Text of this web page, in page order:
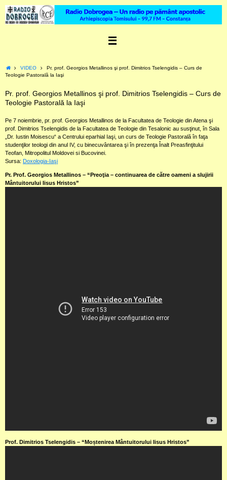
content
HomeVIDEO
Pr. prof. Georgios Metallinos şi prof. Dimitrios Tselengidis – Curs de
Teologie Pastorală la Iaşi
Pr. prof. Georgios Metallinos şi prof. Dimitrios Tselengidis – Curs de
Teologie Pastorală la Iaşi
Pe 7 noiembrie, pr. prof. Georgios Metallinos de la Facultatea de Teologie din Atena şi
prof. Dimitrios Tselengidis de la Facultatea de Teologie din Tesalonic au susţinut, în Sala
„Dr. Iustin Moisescu“ a Centrului eparhial Iaşi, un curs de Teologie Pastorală în faţa
studenţilor teologi din anul IV, cu binecuvântarea şi în prezenţa Înalt Preasfinţitului
Teofan, Mitropolitul Moldovei si Bucovinei.
Sursa: Doxologia-Iaşi
Pr. Prof. Georgios Metallinos – “Preoţia – continuarea de către oameni a slujirii
Mântuitorului Iisus Hristos”
Prof. Dimitrios Tselengidis – “Moștenirea Mântuitorului Iisus Hristos”